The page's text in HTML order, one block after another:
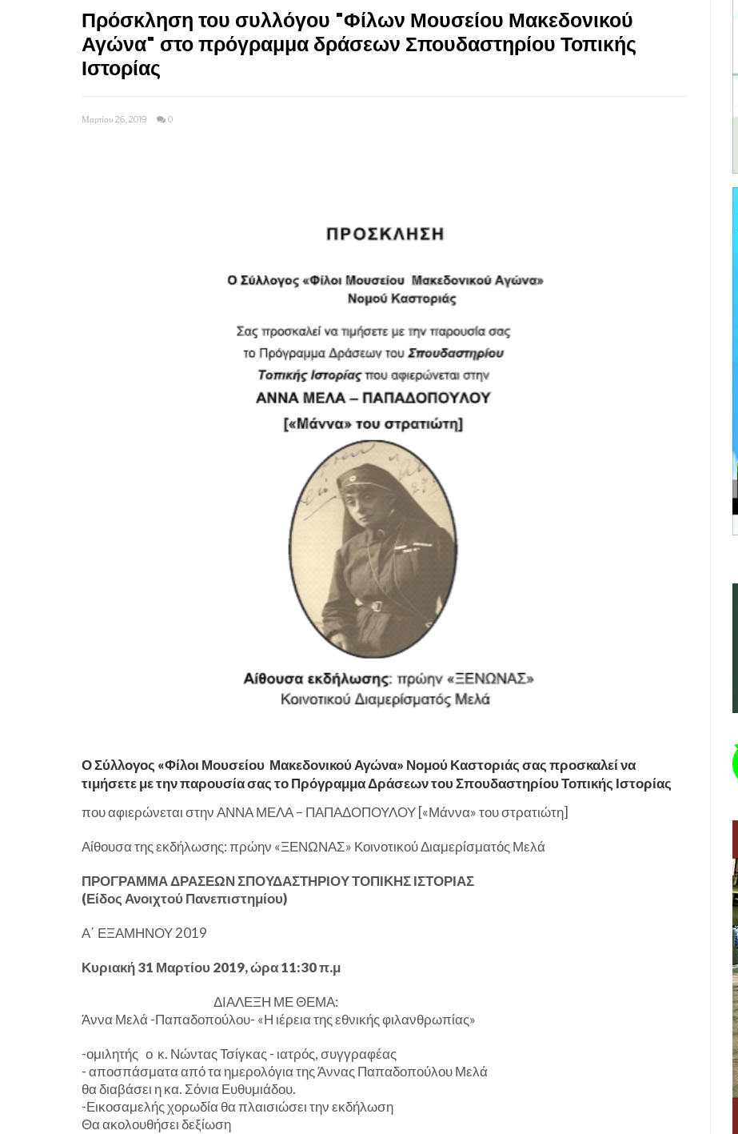
Πρόσκληση του συλλόγου "Φίλων Μουσείου Μακεδονικού
Αγώνα" στο πρόγραμμα δράσεων Σπουδαστηρίου Τοπικής
Ιστορίας
Μαρτίου 26, 2019 0
Ο Σύλλογος «Φίλοι Μουσείου Μακεδονικού Αγώνα» Νομού Καστοριάς σας προσκαλεί να
τιμήσετε με την παρουσία σας το Πρόγραμμα Δράσεων του Σπουδαστηρίου Τοπικής Ιστορίας
που αφιερώνεται στην ΑΝΝΑ ΜΕΛΑ – ΠΑΠΑΔΟΠΟΥΛΟΥ [«Μάννα» του στρατιώτη]
Αίθουσα της εκδήλωσης: πρώην «ΞΕΝΩΝΑΣ» Κοινοτικού Διαμερίσματός Μελά
ΠΡΟΓΡΑΜΜΑ ΔΡΑΣΕΩΝ ΣΠΟΥΔΑΣΤΗΡΙΟΥ ΤΟΠΙΚΗΣ ΙΣΤΟΡΙΑΣ
(Είδος Ανοιχτού Πανεπιστημίου)
Α΄ ΕΞΑΜΗΝΟΥ 2019
Κυριακή 31 Μαρτίου 2019, ώρα 11:30 π.μ
ΔΙΑΛΕΞΗ ΜΕ ΘΕΜΑ:
Άννα Μελά -Παπαδοπούλου- «Η ιέρεια της εθνικής φιλανθρωπίας»
-ομιλητής ο κ. Νώντας Τσίγκας - ιατρός, συγγραφέας
- αποσπάσματα από τα ημερολόγια της Άννας Παπαδοπούλου Μελά
θα διαβάσει η κα. Σόνια Ευθυμιάδου.
-Εικοσαμελής χορωδία θα πλαισιώσει την εκδήλωση
Θα ακολουθήσει δεξίωση